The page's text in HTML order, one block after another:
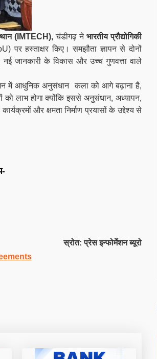
(IMTECH), चंडीगढ़ नेभारतीय प्रौद्योगिकी
पर हस्ताक्षर किए। समझौता ज्ञापन से दोनों
नई जानकारी के विकास और उच्च गुणवत्ता वाले
में आधुनिक अनुसंधान कला को आगे बढ़ाना है,
लाभ होगा क्योंकि इससे अनुसंधान, अध्यापन,
और क्षमता निर्माण प्रयासों के उद्देश्य से
स्रोत: प्रेस इन्फोर्मेशन ब्यूरो